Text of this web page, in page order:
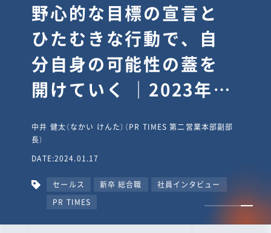
野心的な目標の宣言と
ひたむきな行動で、自
分自身の可能性の蓋を
開けていく ｜2023年度
タビュー #PR
TIMESな人たち
中井 健太（なかい けんた）（PR TIMES 第二営業本部副部
長）
DATE:2024.01.17
セールス 新卒 総合職
社員インタビュー
PR TIMES